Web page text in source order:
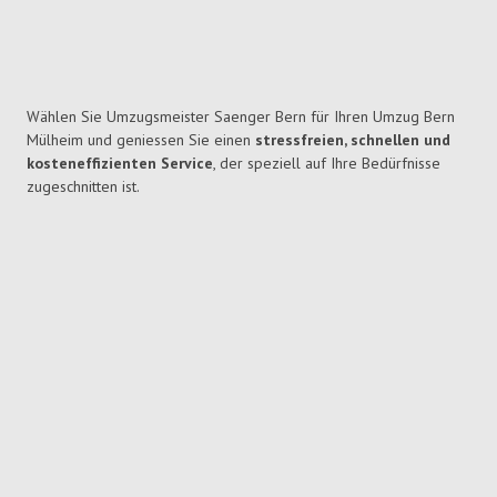
Wählen Sie Umzugsmeister Saenger Bern für Ihren Umzug Bern
Mülheim und geniessen Sie einen stressfreien, schnellen und
kosteneffizienten Service, der speziell auf Ihre Bedürfnisse
zugeschnitten ist.